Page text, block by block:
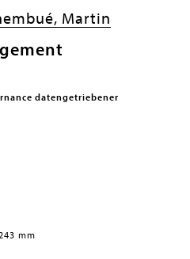
Martin
datengetriebener
mm